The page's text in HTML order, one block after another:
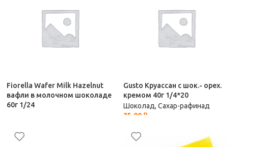
Fiorella Wafer Milk Hazelnut
вафли в молочном шоколаде
60г 1/24
144,00
Gusto Круассан с шок.- орех.
кремом 40г 1/4*20
Шоколад, Сахар-рафинад
35,00 ₽